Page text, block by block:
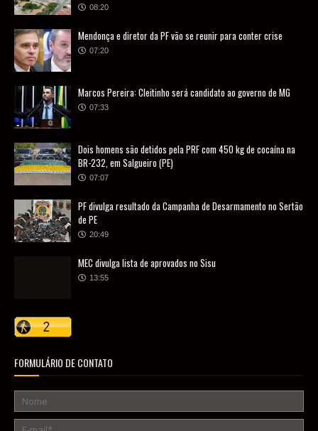
08:20
Mendonça e diretor da PF vão se reunir para conter crise
07:20
Marcos Pereira: Cleitinho será candidato ao governo de MG
07:33
Dois homens são detidos pela PRF com 450 kg de cocaína na
BR-232, em Salgueiro (PE)
07:07
PF divulga resultado da Campanha de Desarmamento no Sertão
de PE
20:49
MEC divulga lista de aprovados no Sisu
13:55
FORMULÁRIO DE CONTATO